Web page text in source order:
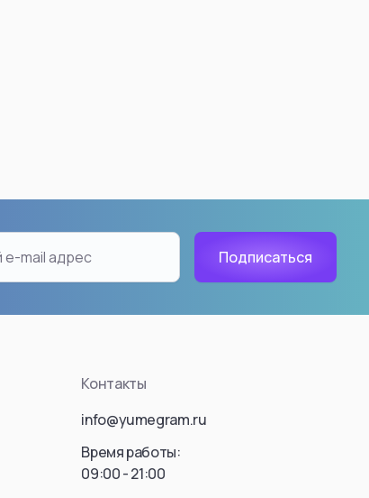
Контакты
info@yumegram.ru
Время работы:
09:00 - 21:00